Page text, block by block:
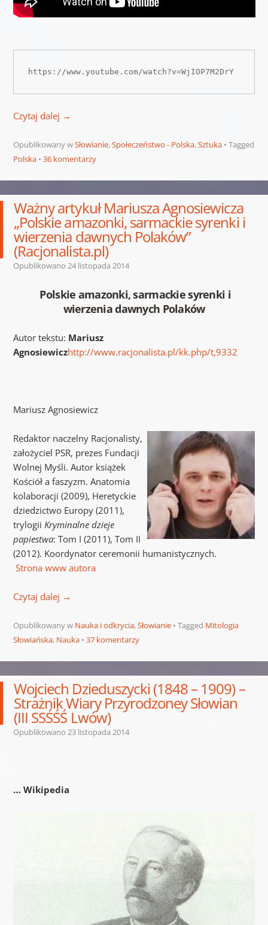
https://www.youtube.com/watch?v=WjIOP7M2DrY
Czytaj dalej →
Opublikowany wSłowianie,Społeczeństwo - Polska,Sztuka
Tagged
Polska
36 komentarzy
Ważny artykuł Mariusza Agnosiewicza
„Polskie amazonki, sarmackie syrenki i
wierzenia dawnych Polaków”
(Racjonalista.pl)
Opublikowano 24 listopada 2014
Polskie amazonki, sarmackie syrenki i
wierzenia dawnych Polaków
Autor tekstu: Mariusz
Agnosiewiczhttp://www.racjonalista.pl/kk.php/t,9332
Mariusz Agnosiewicz
Redaktor naczelny Racjonalisty,
założyciel PSR, prezes Fundacji
Wolnej Myśli. Autor książek
Kościół a faszyzm. Anatomia
kolaboracji (2009), Heretyckie
dziedzictwo Europy (2011),
trylogii Kryminalne dzieje
papiestwa: Tom I (2011), Tom II
(2012). Koordynator ceremonii humanistycznych.
Strona www autora
Czytaj dalej →
Opublikowany w Nauka i odkrycia,Słowianie Tagged Mitologia
Słowiańska, Nauka 37 komentarzy
Wojciech Dzieduszycki (1848 – 1909) –
Strażnik Wiary Przyrodzoney Słowian
(III SSŚŚŚ Lwów)
Opublikowano 23 listopada 2014
… Wikipedia